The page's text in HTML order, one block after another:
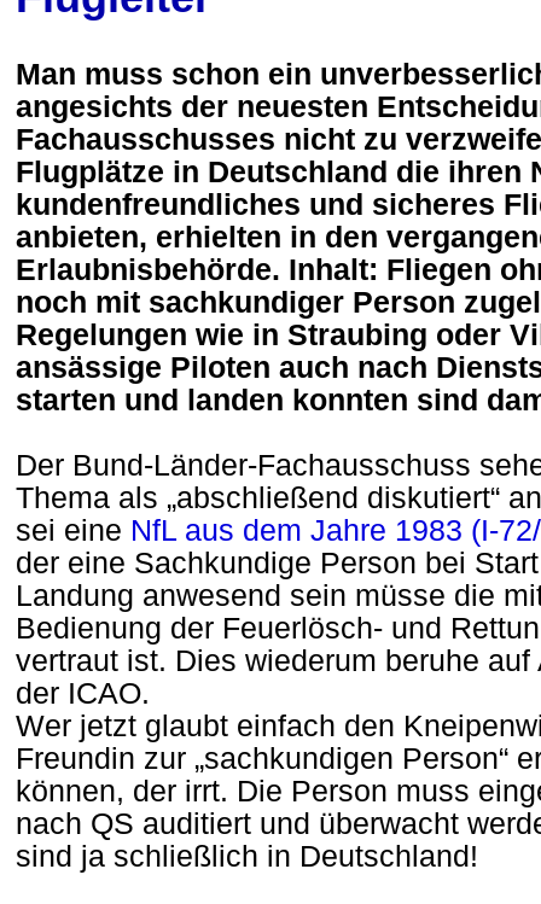
Man muss schon ein
angesichts der neuesten
Fachausschusses nicht zu
Flugplätze in Deutschland die ihren
kundenfreundliches und sicheres
anbieten, erhielten in den
Erlaubnisbehörde. Inhalt: Fliegen
noch mit sachkundiger Person
Regelungen wie in Straubing oder
ansässige Piloten auch nach
starten und landen konnten sind
Der Bund-Länder-Fachausschuss
Thema als „abschließend diskutiert“
sei eine NfL aus dem Jahre 1983 (I-
der eine Sachkundige Person bei
Landung anwesend sein müsse die
Bedienung der Feuerlösch- und
vertraut ist. Dies wiederum beruhe auf
der ICAO.
Wer jetzt glaubt einfach den
Freundin zur „sachkundigen Person“
können, der irrt. Die Person muss
nach QS auditiert und überwacht
sind ja schließlich in Deutschland!